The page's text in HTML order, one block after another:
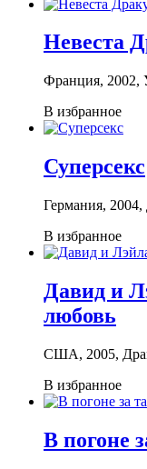
Невеста
Франция, 2002,
В избранное
Суперсекс
Германия,
В избранное
Давид и
любовь
США, 2005,
В избранное
В погоне